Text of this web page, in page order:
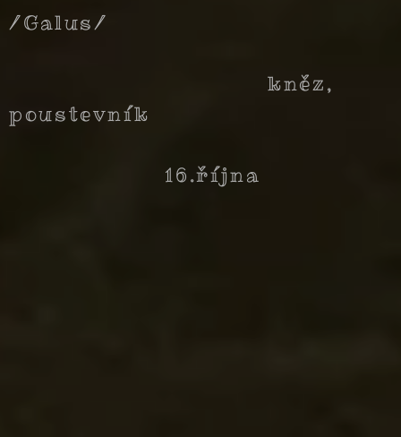
/Galus/
kněz,
poustevník
16.října